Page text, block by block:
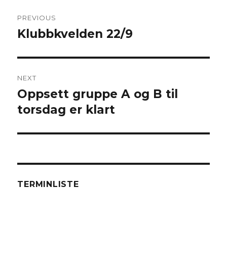
navigation
PREVIOUS
Previous
Klubbkvelden 22/9
NEXT
Next
post:
Oppsett gruppe A og B til
torsdag er klart
TERMINLISTE